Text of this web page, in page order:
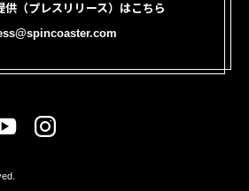
供（プレスリリース）はこちら